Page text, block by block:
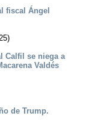
fiscal Ángel
Calfil se niega a
Valdés
de Trump.